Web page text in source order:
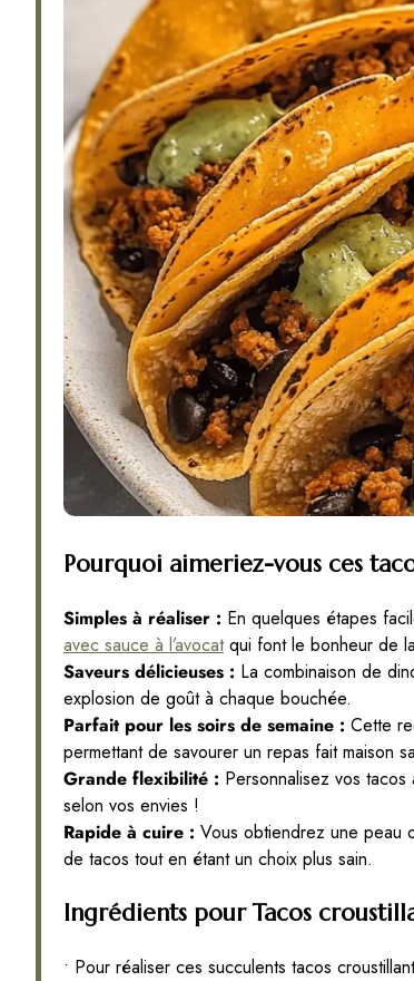
Pourquoi aimeriez-vous ces
Simples à réaliser : En quelques étapes
avec sauce à l’avocatqui font le bonheur de
Saveurs délicieuses : La combinaison de
explosion de goût à chaque bouchée.
Parfait pour les soirs de semaine : Cette
permettant de savourer un repas fait maison
Grande flexibilité : Personnalisez vos
selon vos envies !
Rapide à cuire : Vous obtiendrez une peau
de tacos tout en étant un choix plus sain.
Ingrédients pour Tacos
• Pour réaliser ces succulents tacos